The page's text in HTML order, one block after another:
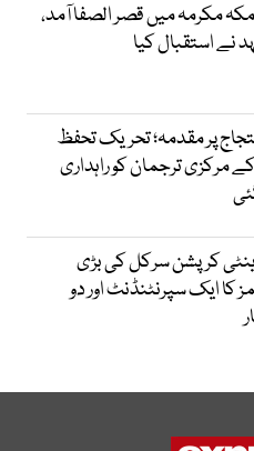
مکرمہ میں قصر الصفا آمد،
نے استقبال کیا
پر مقدمہ؛ تحریک تحفظ
مرکزی ترجمان کو راہداری
کرپشن سرکل کی بڑی
کا ایک سپرنٹنڈنٹ اور دو